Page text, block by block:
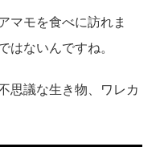
マモを食べに訪れま
はないんですね。
思議な生き物、ワレカ